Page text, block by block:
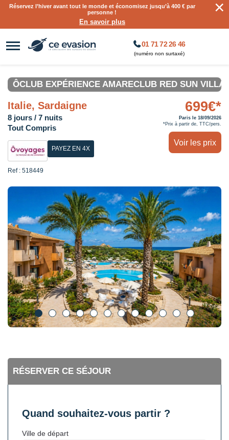
Réservez l’hiver avant tout le monde et économisez jusqu’à 400 € par
personne !
En savoir plus
×
01 71 72 26 46
(numéro non surtaxé)
ÔCLUB EXPÉRIENCE AMARECLUB RED SUN
Italie, Sardaigne
8 jours / 7 nuits
Tout Compris
PAYEZ EN 4X
Ref : 518449
699€*
Paris le 18/09/2026
*Prix à partir de, TTC/pers.
Voir les prix
RÉSERVER CE SÉJOUR
Quand souhaitez-vous partir ?
Ville de départ